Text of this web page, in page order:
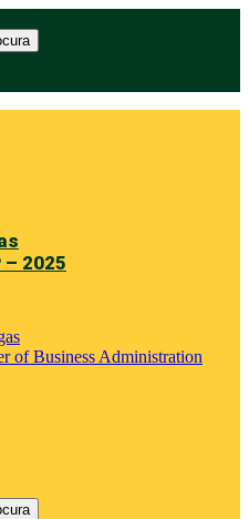
– 2025
of Business Administration